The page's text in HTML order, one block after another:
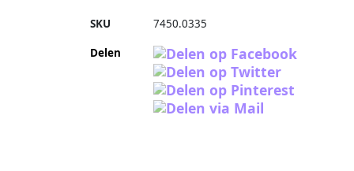
SKU 7450.0335
Delen